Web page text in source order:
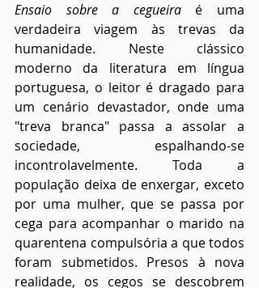
Ensaio sobre a cegueira é uma
verdadeira viagem às trevas da
humanidade. Neste clássico
moderno da literatura em língua
portuguesa, o leitor é dragado para
um cenário devastador, onde uma
"treva branca" passa a assolar a
sociedade, espalhando-se
incontrolavelmente. Toda a
população deixa de enxergar, exceto
por uma mulher, que se passa por
cega para acompanhar o marido na
quarentena compulsória a que todos
foram submetidos. Presos à nova
realidade, os cegos se descobrem